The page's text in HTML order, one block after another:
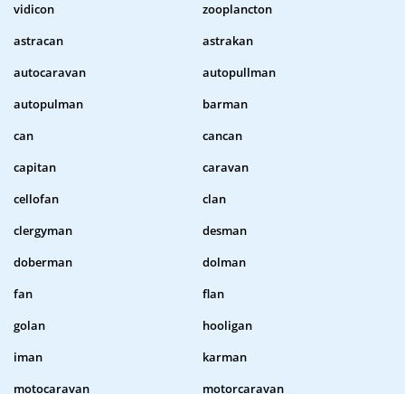
vidicon
zooplancton
astracan
astrakan
autocaravan
autopullman
autopulman
barman
can
cancan
capitan
caravan
cellofan
clan
clergyman
desman
doberman
dolman
fan
flan
golan
hooligan
iman
karman
motocaravan
motorcaravan